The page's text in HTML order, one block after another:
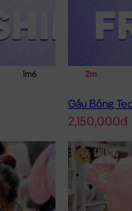
1m6 2m2m
2,150,000đ